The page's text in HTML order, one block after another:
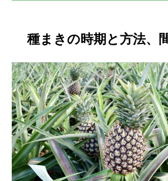
種まきの時期と方法、